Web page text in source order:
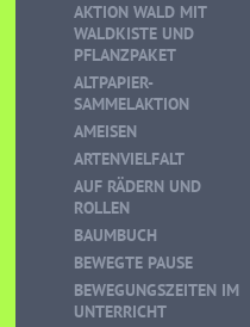
AKTION WALD MIT
WALDKISTE UND
PFLANZPAKET
ALTPAPIER-
SAMMELAKTION
AMEISEN
ARTENVIELFALT
AUF RÄDERN UND
ROLLEN
BAUMBUCH
BEWEGTE PAUSE
BEWEGUNGSZEITEN IM
UNTERRICHT